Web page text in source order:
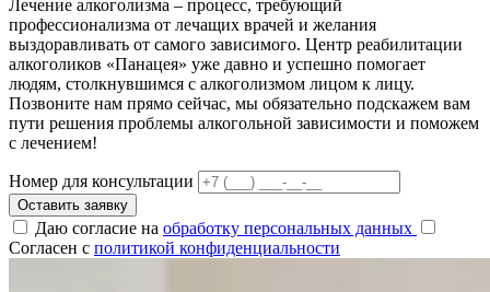
Лечение алкоголизма – процесс, требующий
профессионализма от лечащих врачей и желания
выздоравливать от самого зависимого. Центр реабилитации
алкоголиков «Панацея» уже давно и успешно помогает
людям, столкнувшимся с алкоголизмом лицом к лицу.
Позвоните нам прямо сейчас, мы обязательно подскажем вам
пути решения проблемы алкогольной зависимости и поможем
с лечением!
Номер для консультации
Оставить заявку
Даю согласие на обработку персональных данных
Согласен с политикой конфиденциальности